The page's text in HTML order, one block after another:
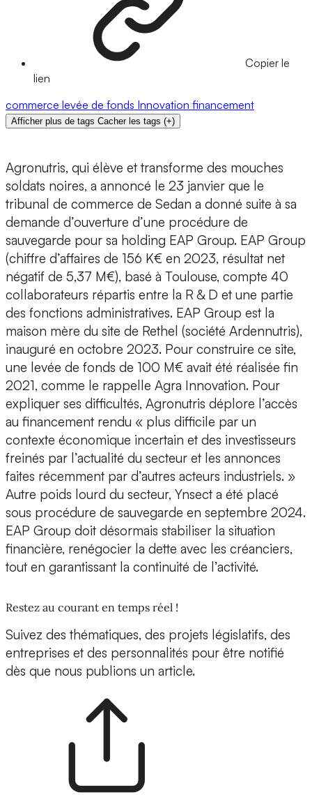
Copier le
lien
commerce levée de fonds Innovation financement
Afficher plus de tags Cacher les tags (+)
Agronutris, qui élève et transforme des mouches
soldats noires, a annoncé le 23 janvier que le
tribunal de commerce de Sedan a donné suite à sa
demande d’ouverture d’une procédure de
sauvegarde pour sa holding EAP Group. EAP Group
(chiffre d’affaires de 156 K€ en 2023, résultat net
négatif de 5,37 M€), basé à Toulouse, compte 40
collaborateurs répartis entre la R & D et une partie
des fonctions administratives. EAP Group est la
maison mère du site de Rethel (société Ardennutris),
inauguré en octobre 2023. Pour construire ce site,
une levée de fonds de 100 M€ avait été réalisée fin
2021, comme le rappelle Agra Innovation. Pour
expliquer ses difficultés, Agronutris déplore l’accès
au financement rendu « plus difficile par un
contexte économique incertain et des investisseurs
freinés par l’actualité du secteur et les annonces
faites récemment par d’autres acteurs industriels. »
Autre poids lourd du secteur, Ynsect a été placé
sous procédure de sauvegarde en septembre 2024.
EAP Group doit désormais stabiliser la situation
financière, renégocier la dette avec les créanciers,
tout en garantissant la continuité de l’activité.
Restez au courant en temps réel !
Suivez des thématiques, des projets législatifs, des
entreprises et des personnalités pour être notifié
dès que nous publions un article.